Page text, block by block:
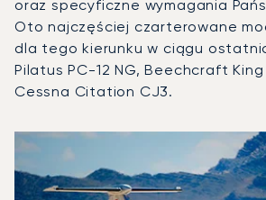
oraz specyficzne wymagania
Oto najczęściej czarterowane
dla tego kierunku w ciągu
Pilatus PC-12 NG, Beechcraft King
Cessna Citation CJ3.
Zdjęcie samolotu
Model samolotu
Prędkość (km/h)
Prędkość (węzły)
Zasięg (NM)